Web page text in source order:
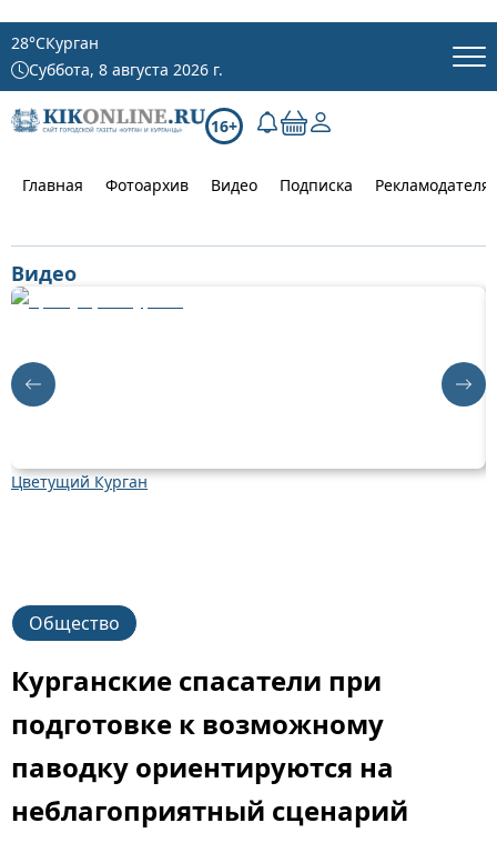
28°CКурган
Суббота, 8 августа 2026 г.
16+
Главная Фотоархив Видео Подписка
Видео
Цветущий Курган
Общество
Курганские спасатели при
подготовке к возможному
паводку ориентируются на
неблагоприятный сценарий